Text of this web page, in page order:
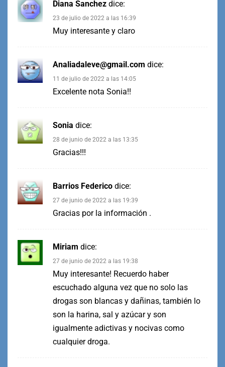
Diana Sanchez dice:
23 de julio de 2022 a las 16:39
Muy interesante y claro
Analiadaleve@gmail.com dice:
11 de julio de 2022 a las 14:05
Excelente nota Sonia!!
Sonia dice:
28 de junio de 2022 a las 13:35
Gracias!!!
Barrios Federico dice:
27 de junio de 2022 a las 19:39
Gracias por la información .
Miriam dice:
27 de junio de 2022 a las 19:38
Muy interesante! Recuerdo haber
escuchado alguna vez que no solo las
drogas son blancas y dañinas, también lo
son la harina, sal y azúcar y son
igualmente adictivas y nocivas como
cualquier droga.